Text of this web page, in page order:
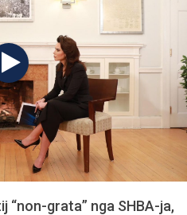
“non-grata” nga SHBA-ja,